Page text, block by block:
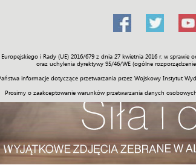
i Rady (UE) 2016/679 z dnia 27 kwietnia 2016 r. w
oraz uchylenia dyrektywy 95/46/WE (ogólne
informacje dotyczące przetwarzania przez Wojskowy Instytut
Prosimy o zaakceptowanie warunków przetwarzania danych
Prawo Świat Społeczność Sport Historia